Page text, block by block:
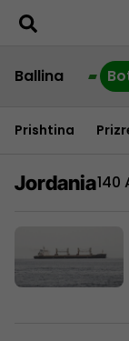
Ballina
Prishtina
Jordania140